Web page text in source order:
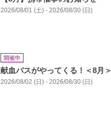
2026/08/01 (土) - 2026/08/30 (日)
開催中
献血バスがやってくる！＜8月＞
2026/08/02 (日) - 2026/08/30 (日)